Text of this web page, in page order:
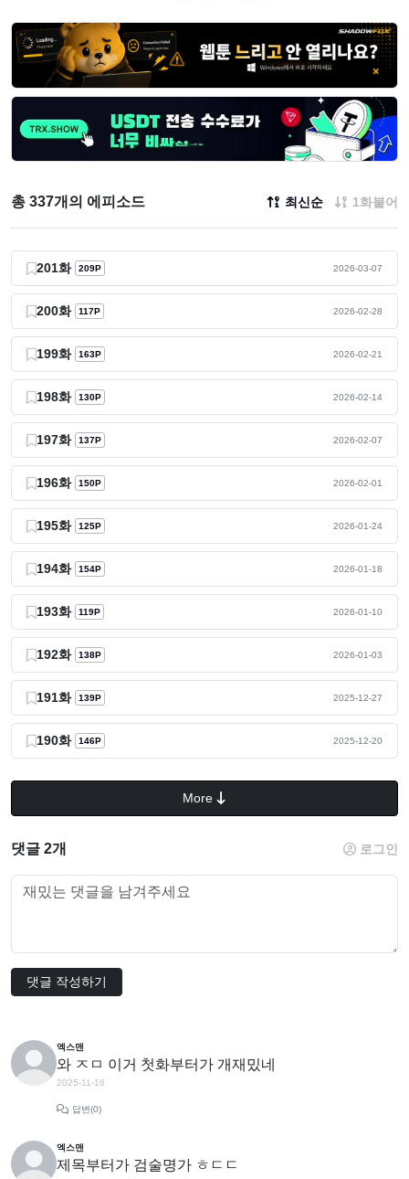
총 337개의 에피소드 최신순 1화붙어
201화 209P 2026-03-07
200화 117P 2026-02-28
199화 163P 2026-02-21
198화 130P 2026-02-14
197화 137P 2026-02-07
196화 150P 2026-02-01
195화 125P 2026-01-24
194화 154P 2026-01-18
193화 119P 2026-01-10
192화 138P 2026-01-03
191화 139P 2025-12-27
190화 146P 2025-12-20
More
댓글 2개 로그인
댓글 작성하기
엑스맨
와 ㅈㅁ 이거 첫화부터가 개재밌네
2025-11-16
답변(0)
엑스맨
제목부터가 검술명가 ㅎㄷㄷ